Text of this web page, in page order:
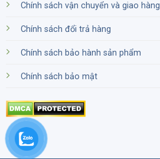
Chính sách vận chuyển và giao hàng
Chính sách đổi trả hàng
Chính sách bảo hành sản phẩm
Chính sách bảo mật